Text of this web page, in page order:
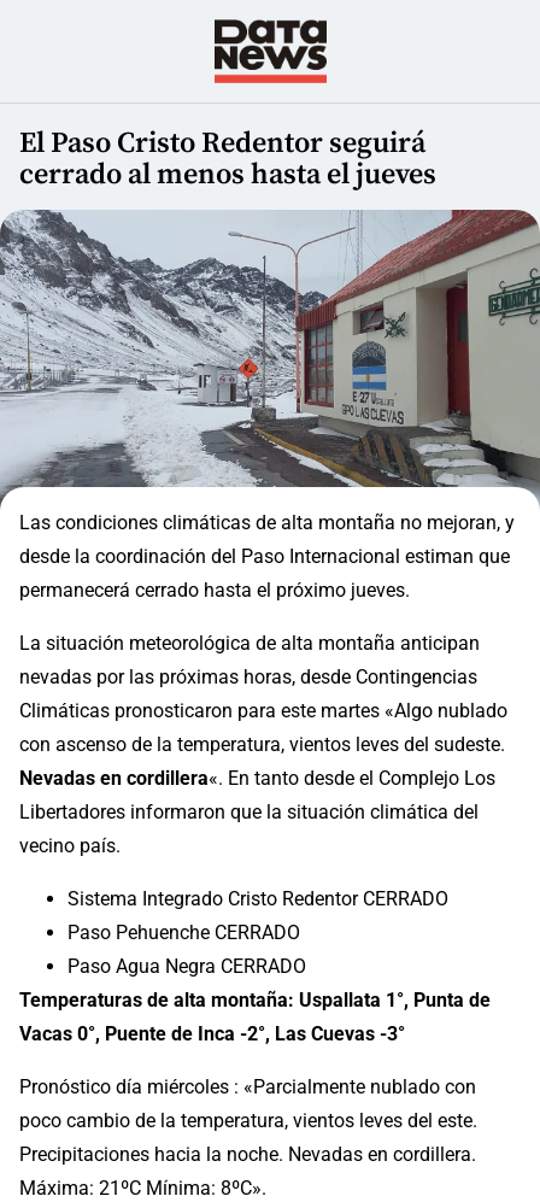
El Paso Cristo Redentor seguirá
cerrado al menos hasta el jueves
Las condiciones climáticas de alta montaña no mejoran, y
desde la coordinación del Paso Internacional estiman que
permanecerá cerrado hasta el próximo jueves.
La situación meteorológica de alta montaña anticipan
nevadas por las próximas horas, desde Contingencias
Climáticas pronosticaron para este martes «Algo nublado
con ascenso de la temperatura, vientos leves del sudeste.
Nevadas en cordillera«. En tanto desde el Complejo Los
Libertadores informaron que la situación climática del
vecino país.
Sistema Integrado Cristo Redentor CERRADO
Paso Pehuenche CERRADO
Paso Agua Negra CERRADO
Temperaturas de alta montaña: Uspallata 1°, Punta de
Vacas 0°, Puente de Inca -2°, Las Cuevas -3°
Pronóstico día miércoles : «Parcialmente nublado con
poco cambio de la temperatura, vientos leves del este.
Precipitaciones hacia la noche. Nevadas en cordillera.
Máxima: 21ºC Mínima: 8ºC».